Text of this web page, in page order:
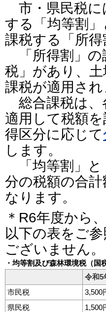
市・県民税に
する「均等割
課税する「所得
「所得割」の
税」があり、
課税が適用され
総合課税は、
適用して税額
得区分に応じて
します。
「均等割」と
分の税額の合
なります。
＊R6年度から
以下の表をご
ございません。
・均等割及び森林環境税（国
令和5
市民税
3,500
県民税
1,500